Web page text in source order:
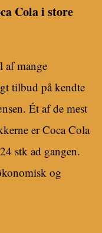
Cola i store
af mange
tilbud på kendte
Ét af de mest
er Coca Cola
stk ad gangen.
og